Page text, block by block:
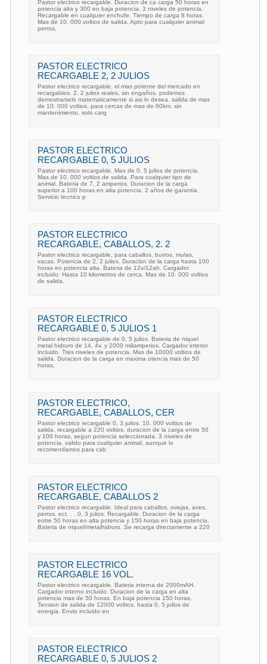
Pastor electrico recargable. Duracion de ca carga 50 horas en
potencia alta y 300 en baja potencia. 3 niveles de potencia.
Recargable en cualquier enchufe. Tiempo de carga 8 horas.
Mas de 10. 000 voltios de salida. Apto para cualquier animal:
perros,
PASTOR ELECTRICO
RECARGABLE 2, 2 JULIOS
Pastor electrico recargable. el mas potente del mercado en
recargables. 2, 2 julios reales, sin engaños. podemos
demostrarselo matematicamente si asi lo desea. salida de mas
de 10. 000 voltios. para cercas de mas de 60km. sin
mantenimiento. solo carg
PASTOR ELECTRICO
RECARGABLE 0, 5 JULIOS
Pastor electrico recargable. Mas de 0, 5 julios de potencia.
Mas de 10. 000 voltios de salida. Para cualquier tipo de
animal. Bateria de 7, 2 amperios. Duracion de la carga
superior a 100 horas en alta potencia. 2 años de garantia.
Servicio tecnico p
PASTOR ELECTRICO
RECARGABLE, CABALLOS, 2. 2
Pastor electrico recargable, para caballos, burros, mulas,
vacas. Potencia de 2. 2 julios. Duracion de la carga hasta 100
horas en potencia alta. Bateria de 12v/12ah. Cargador
incluido. Hasta 10 kilometros de cerca. Mas de 10. 000 voltios
de salida.
PASTOR ELECTRICO
RECARGABLE 0, 5 JULIOS 1
Pastor electrico recargable de 0, 5 julios. Bateria de niquel
metal hidruro de 14, 4v. y 2000 miliamperios. Cargador interior
incluido. Tres niveles de potencia. Mas de 10000 voltios de
salida. Duracion de la carga en maxima otencia mas de 50
horas,
PASTOR ELECTRICO,
RECARGABLE, CABALLOS, CER
Pastor electrico recargable 0, 3 julios. 10. 000 voltios de
salida. recargable a 220 voltios. duracion de la carga entre 50
y 100 horas, segun potencia seleccionada. 3 niveles de
potencia. valido para cualquier animal, aunque lo
recomendamos para cab
PASTOR ELECTRICO
RECARGABLE, CABALLOS 2
Pastor electrico recargable. Ideal para caballos, ovejas, aves,
perros, ect. . . 0, 3 julios. Recargable. Duracion de la carga
entre 50 horas en alta potencia y 150 horas en baja potencia.
Bateria de niquel/metalhidruro. Se recarga directamente a 220
PASTOR ELECTRICO
RECARGABLE 16 VOL.
Pastor electrico recargable. Bateria interna de 2000mAH.
Cargador interno incluido. Duracion de la carga en alta
potencia mas de 50 horas. En baja potencia 150 horas.
Tension de salida de 12000 voltios. hasta 0, 5 julios de
energia. Envio incluido en
PASTOR ELECTRICO
RECARGABLE 0, 5 JULIOS 2